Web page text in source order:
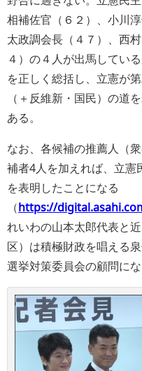
相補佐官（６２）、小川
太政調会長（４７）、西
４）の４人が出馬してい
を正しく総括し、立憲が
（＋反維新・国民）の道
ある。
なお、各候補の推薦人（
補者4人を加えれば、立
を表明したことになる
（https://
れいわの山本太郎代表と
区）は積極財政を唱える
選挙対策委員会の顧問に